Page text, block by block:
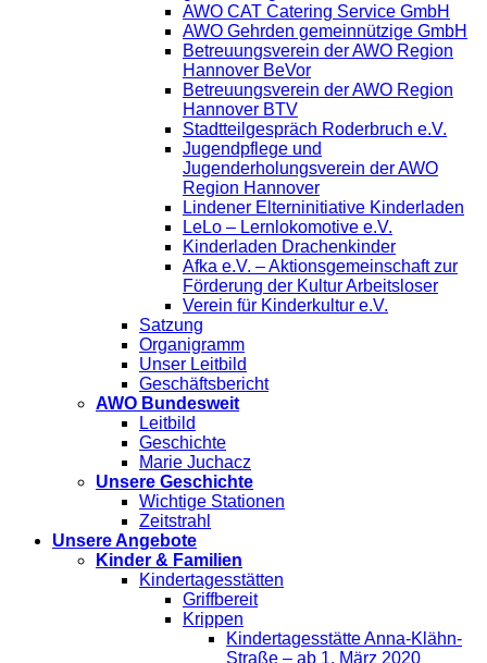
AWO CAT Catering Service GmbH
AWO Gehrden gemeinnützige GmbH
Betreuungsverein der AWO Region
Hannover BeVor
Betreuungsverein der AWO Region
Hannover BTV
Stadtteilgespräch Roderbruch e.V.
Jugendpflege und
Jugenderholungsverein der AWO
Region Hannover
Lindener Elterninitiative Kinderladen
LeLo – Lernlokomotive e.V.
Kinderladen Drachenkinder
Afka e.V. – Aktionsgemeinschaft zur
Förderung der Kultur Arbeitsloser
Verein für Kinderkultur e.V.
Satzung
Organigramm
Unser Leitbild
Geschäftsbericht
AWO Bundesweit
Leitbild
Geschichte
Marie Juchacz
Unsere Geschichte
Wichtige Stationen
Zeitstrahl
Unsere Angebote
Kinder & Familien
Kindertagesstätten
Griffbereit
Krippen
Kindertagesstätte Anna-Klähn-
Straße – ab 1. März 2020